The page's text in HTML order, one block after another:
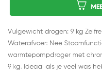
Vulgewicht drogen: 9 kg
Waterafvoer: Nee
warmtepompdroger met
9 kg. Ideaal als je veel was